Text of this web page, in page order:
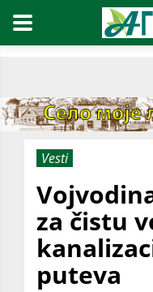
Vesti
za čistu
puteva